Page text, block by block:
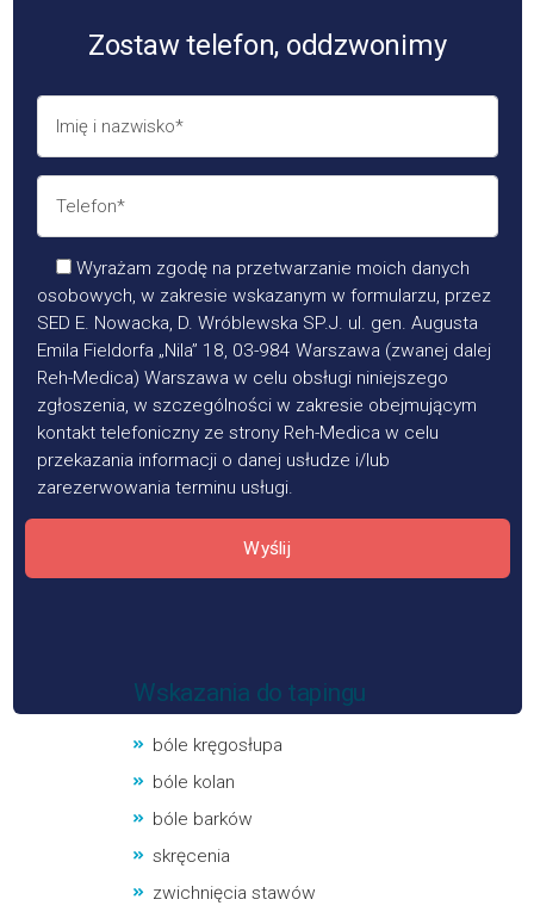
Zostaw telefon, oddzwonimy
Wyrażam zgodę na przetwarzanie moich danych
osobowych, w zakresie wskazanym w formularzu, przez
SED E. Nowacka, D. Wróblewska SP.J. ul. gen. Augusta
Emila Fieldorfa „Nila” 18, 03-984 Warszawa (zwanej dalej
Reh-Medica) Warszawa w celu obsługi niniejszego
zgłoszenia, w szczególności w zakresie obejmującym
kontakt telefoniczny ze strony Reh-Medica w celu
przekazania informacji o danej usłudze i/lub
zarezerwowania terminu usługi.
Wyślij
Wskazania do tapingu
bóle kręgosłupa
bóle kolan
bóle barków
skręcenia
zwichnięcia stawów